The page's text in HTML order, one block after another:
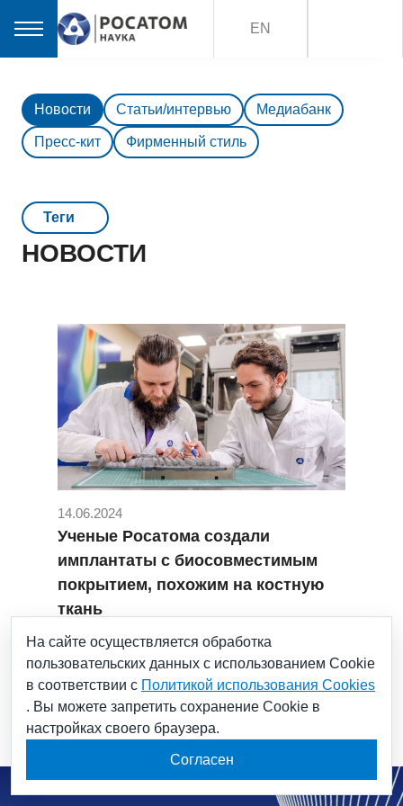
EN
Новости Статьи/интервью Медиабанк
Пресс-кит Фирменный стиль
НОВОСТИ
14.06.2024
Ученые Росатома создали
имплантаты с биосовместимым
покрытием, похожим на костную
ткань
#ЕОТП
#имплантаты из титана
#росатом
#титановые имплантаты
Teги
На сайте осуществляется обработка
пользовательских данных с использованием Cookie
в соответствии с Политикой использования Cookies
. Вы можете запретить сохранение Cookie в
настройках своего браузера.
Согласен